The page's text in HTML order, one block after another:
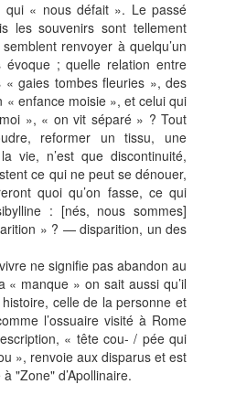
qui « nous défait ». Le passé
les souvenirs sont tellement
renvoyer à quelqu’un
évoque ; quelle relation entre
gaies tombes fleuries », des
« enfance moisie », et celui qui
», « on vit séparé » ? Tout
reformer un tissu, une
vie, n’est que discontinuité,
ce qui ne peut se dénouer,
quoi qu’on fasse, ce qui
: [nés, nous sommes]
» ? — disparition, un des
ne signifie pas abandon au
« manque » on sait aussi qu’il
celle de la personne et
l’ossuaire visité à Rome
« tête cou- / pée qui
», renvoie aux disparus et est
"Zone" d’Apollinaire.